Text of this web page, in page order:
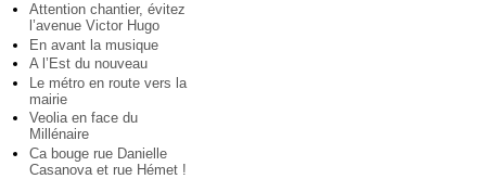
Attention chantier, évitez
l’avenue Victor Hugo
En avant la musique
A l’Est du nouveau
Le métro en route vers la
mairie
Veolia en face du
Millénaire
Ca bouge rue Danielle
Casanova et rue Hémet !